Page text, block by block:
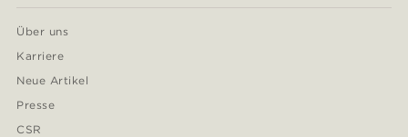
Über uns
Karriere
Neue Artikel
Presse
CSR